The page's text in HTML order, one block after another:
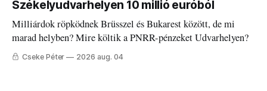
Székelyudvarhelyen 10 millió euróból
Milliárdok röpködnek Brüsszel és Bukarest között, de mi
marad helyben? Mire költik a PNRR-pénzeket Udvarhelyen?
Cseke Péter 2026 aug. 04